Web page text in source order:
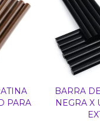
PARA
BARRA
NEGRA X